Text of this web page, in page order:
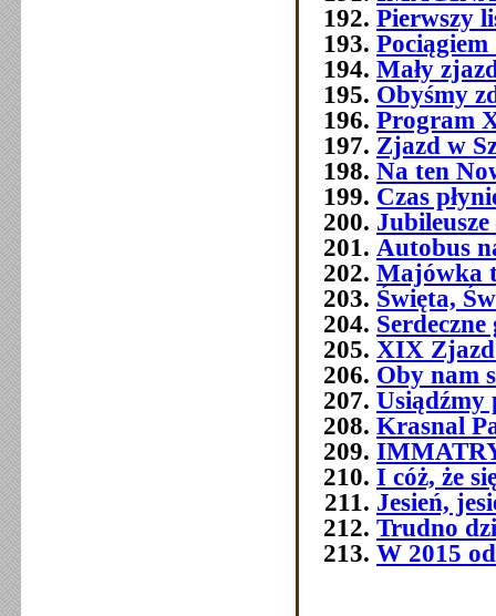
Pierwszy
Mały
Obyśmy
Program
Zjazd w
Na ten
Czas
Autobus
Majówka
Święta,
XIX
Oby nam
Usiądźmy
Krasnal
I cóż, że
Jesień,
Trudno
W 2015